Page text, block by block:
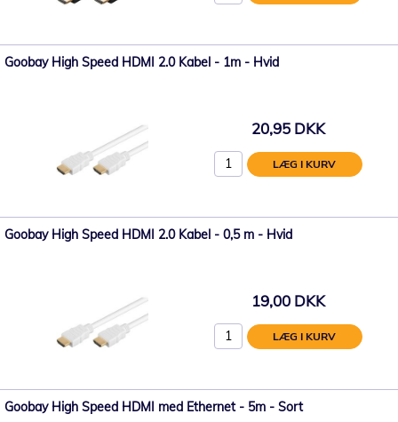
Goobay High Speed ​​HDMI 2.0 Kabel - 1m - Hvid
20,95 DKK
LÆG I KURV
Goobay High Speed ​​HDMI 2.0 Kabel - 0,5 m - Hvid
19,00 DKK
LÆG I KURV
Goobay High Speed ​​HDMI med Ethernet - 5m - Sort